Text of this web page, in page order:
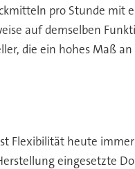
pro Stunde mit
auf demselben
die ein hohes Maß
Flexibilität heute
eingesetzte